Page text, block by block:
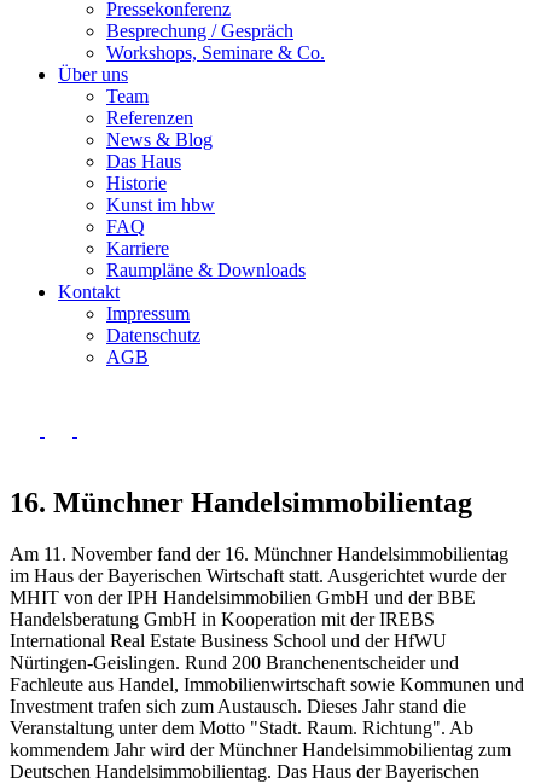
Pressekonferenz
Besprechung / Gespräch
Workshops, Seminare & Co.
Über uns
Team
Referenzen
News & Blog
Das Haus
Historie
Kunst im hbw
FAQ
Karriere
Raumpläne & Downloads
Kontakt
Impressum
Datenschutz
AGB
16. Münchner Handelsimmobilientag
Am 11. November fand der 16. Münchner Handelsimmobilientag
im Haus der Bayerischen Wirtschaft statt. Ausgerichtet wurde der
MHIT von der IPH Handelsimmobilien GmbH und der BBE
Handelsberatung GmbH in Kooperation mit der IREBS
International Real Estate Business School und der HfWU
Nürtingen-Geislingen. Rund 200 Branchenentscheider und
Fachleute aus Handel, Immobilienwirtschaft sowie Kommunen und
Investment trafen sich zum Austausch. Dieses Jahr stand die
Veranstaltung unter dem Motto "Stadt. Raum. Richtung". Ab
kommendem Jahr wird der Münchner Handelsimmobilientag zum
Deutschen Handelsimmobilientag. Das Haus der Bayerischen